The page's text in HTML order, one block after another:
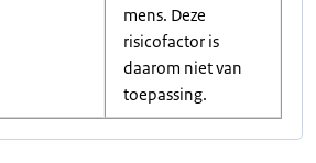
mens. Deze
risicofactor is
daarom niet van
toepassing.